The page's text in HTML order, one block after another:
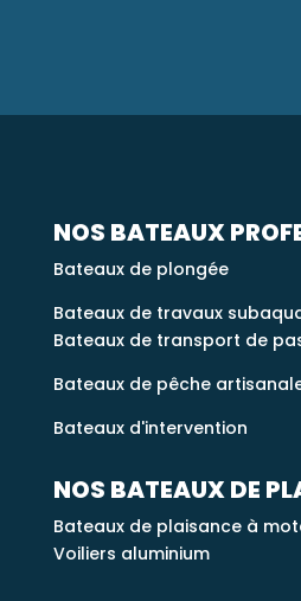
NOS BATEAUX
Bateaux de plongée
Bateaux de travaux
Bateaux de transport de
Bateaux de pêche
Bateaux d'intervention
NOS BATEAUX DE
Bateaux de plaisance à
Voiliers aluminium